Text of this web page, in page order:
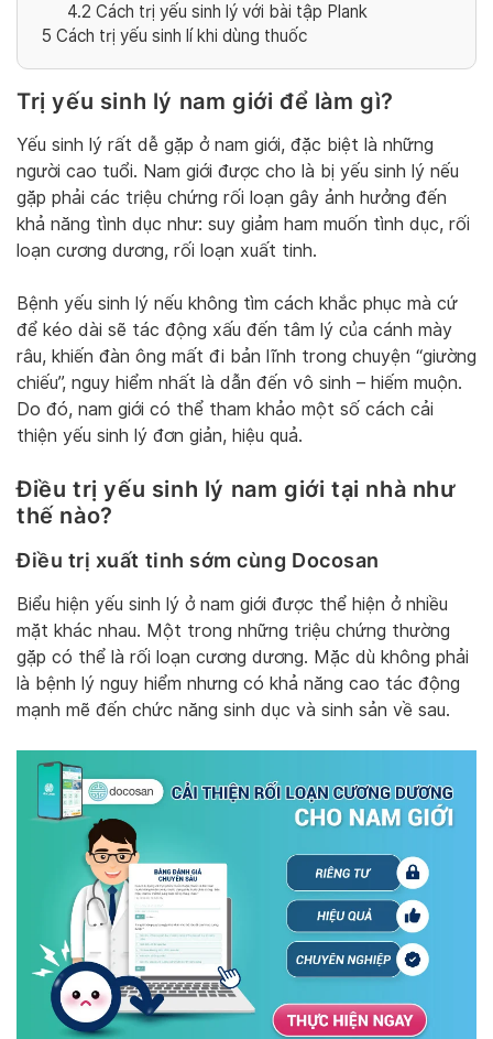
4.2 Cách trị yếu sinh lý với bài tập Plank
5 Cách trị yếu sinh lí khi dùng thuốc
Trị yếu sinh lý nam giới để làm gì?
Yếu sinh lý rất dễ gặp ở nam giới, đặc biệt là những
người cao tuổi. Nam giới được cho là bị yếu sinh lý nếu
gặp phải các triệu chứng rối loạn gây ảnh hưởng đến
khả năng tình dục như: suy giảm ham muốn tình dục, rối
loạn cương dương, rối loạn xuất tinh.
Bệnh yếu sinh lý nếu không tìm cách khắc phục mà cứ
để kéo dài sẽ tác động xấu đến tâm lý của cánh mày
râu, khiến đàn ông mất đi bản lĩnh trong chuyện “giường
chiếu”, nguy hiểm nhất là dẫn đến vô sinh – hiếm muộn.
Do đó, nam giới có thể tham khảo một số cách cải
thiện yếu sinh lý đơn giản, hiệu quả.
Điều trị yếu sinh lý nam giới tại nhà như
thế nào?
Điều trị xuất tinh sớm cùng Docosan
Biểu hiện yếu sinh lý ở nam giới được thể hiện ở nhiều
mặt khác nhau. Một trong những triệu chứng thường
gặp có thể là rối loạn cương dương. Mặc dù không phải
là bệnh lý nguy hiểm nhưng có khả năng cao tác động
mạnh mẽ đến chức năng sinh dục và sinh sản về sau.